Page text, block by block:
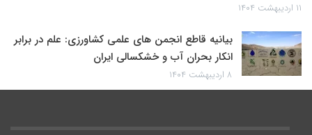
۱۱ اردیبهشت ۱۴۰۴
بیانیه قاطع انجمن های علمی کشاورزی: علم در برابر
انکار بحران آب و خشکسالی ایران
۸ اردیبهشت ۱۴۰۴